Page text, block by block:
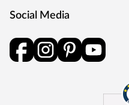
Social Media